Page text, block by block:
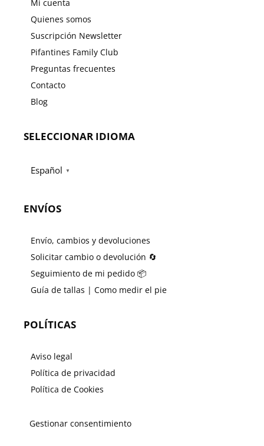
Mi cuenta
Quienes somos
Suscripción Newsletter
Pifantines Family Club
Preguntas frecuentes
Contacto
Blog
SELECCIONAR IDIOMA
Español ▼
ENVÍOS
Envío, cambios y devoluciones
Solicitar cambio o devolución 🔄
Seguimiento de mi pedido 📦
Guía de tallas | Como medir el pie
POLÍTICAS
Aviso legal
Política de privacidad
Política de Cookies
Gestionar consentimiento